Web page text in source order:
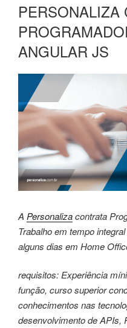
PERSONALIZA
ANGULAR JS
A Personalizacontrata
Trabalho em tempo
alguns dias em Home
requisitos: Experiência
função, curso superior
conhecimentos nas
desenvolvimento de APIs,